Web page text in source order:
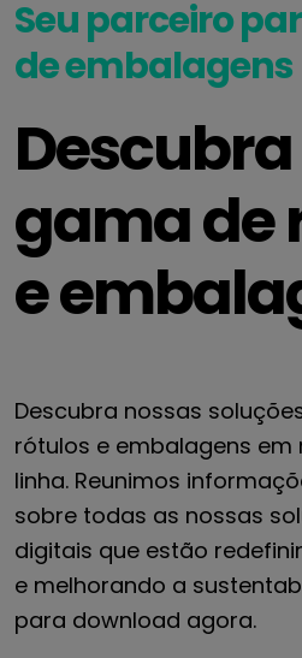
Seu parceiro
de embalagens
gama de
e
Descubra nossas
rótulos e embalagens em
linha. Reunimos
sobre todas as nossas
digitais que estão
e melhorando a
para download agora.